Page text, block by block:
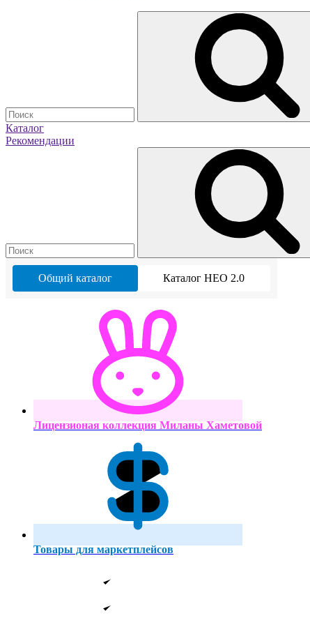
Каталог
Рекомендации
Общий каталог Каталог НЕО 2.0
Лицензионая коллекция Миланы Хаметовой
Товары для маркетплейсов